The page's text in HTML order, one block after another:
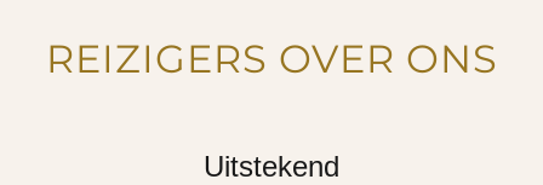
REIZIGERS OVER ONS
Uitstekend